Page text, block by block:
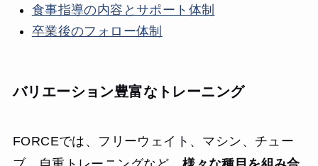
食事指導の内容とサポート体制
卒業後のフォロー体制
バリエーション豊富なトレーニング
FORCEでは、フリーウェイト、マシン、チュー